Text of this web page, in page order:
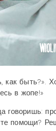
как быть?».
в жопе!»
говоришь:
помощи?